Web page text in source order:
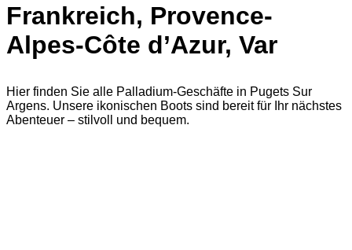
Frankreich, Provence-
Alpes-Côte d’Azur, Var
Hier finden Sie alle Palladium-Geschäfte in Pugets Sur
Argens. Unsere ikonischen Boots sind bereit für Ihr nächstes
Abenteuer – stilvoll und bequem.